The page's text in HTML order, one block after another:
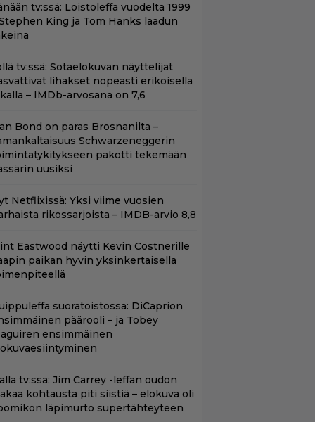
tv:ssä: Loistoleffa vuodelta 1999
King ja Tom Hanks laadun
tv:ssä: Sotaelokuvan näyttelijät
lihakset nopeasti erikoisella
– IMDb-arvosana on 7,6
Bond on paras Brosnanilta –
Schwarzeneggerin
pakotti tekemään
uusiksi
Netflixissä: Yksi viime vuosien
rikossarjoista – IMDB-arvio 8,8
Eastwood näytti Kevin Costnerille
paikan hyvin yksinkertaisella
suoratoistossa: DiCaprion
päärooli – ja Tobey
ensimmäinen
tv:ssä: Jim Carrey -leffan oudon
kohtausta piti siistiä – elokuva oli
läpimurto supertähteyteen